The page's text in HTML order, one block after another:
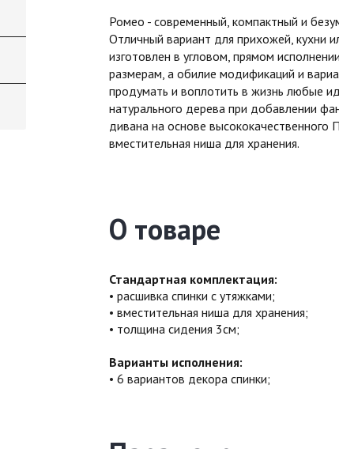
Ромео - современный, компактный и
Отличный вариант для прихожей, кухни
изготовлен в угловом, прямом
размерам, а обилие модификаций и
продумать и воплотить в жизнь любые
натурального дерева при добавлении
дивана на основе
вместительная ниша для хранения.
О товаре
Стандартная комплектация:
расшивка спинки с утяжками;
вместительная ниша для хранения;
толщина сидения 3см;
Варианты исполнения:
6 вариантов декора спинки;